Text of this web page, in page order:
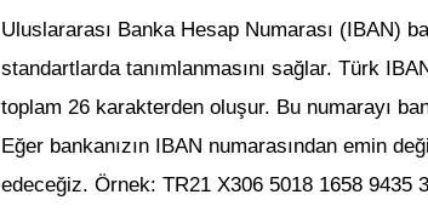
Uluslararası Banka Hesap Numarası (IBAN)
standartlarda tanımlanmasını sağlar. Türk
toplam 26 karakterden oluşur. Bu numarayı
Eğer bankanızın IBAN numarasından emin
edeceğiz. Örnek: TR21 X306 5018 1658 9435